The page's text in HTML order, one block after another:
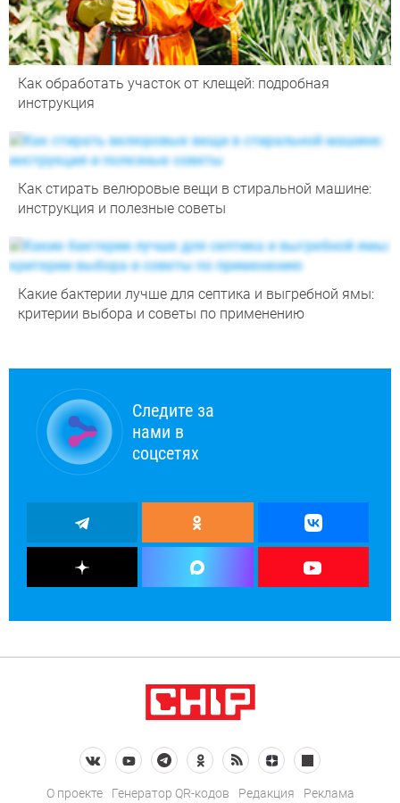
Как обработать участок от клещей: подробная
инструкция
Как стирать велюровые вещи в стиральной машине:
инструкция и полезные советы
Какие бактерии лучше для септика и выгребной ямы:
критерии выбора и советы по применению
Следите за
нами в
соцсетях
О проекте Генератор QR-кодов Редакция Реклама